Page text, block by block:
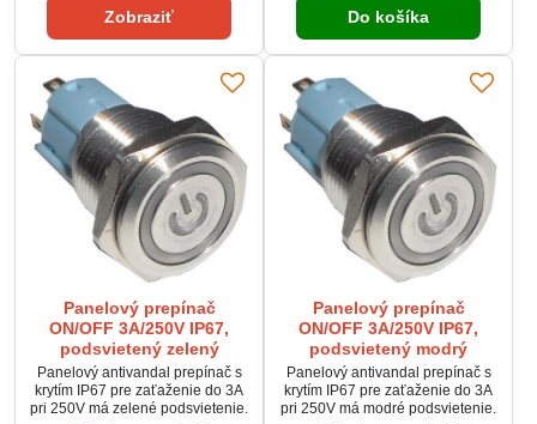
40×50 mm. Spoľahlivý prepínač
pre sieťové napätie 230–250 V a
Zobraziť Do košíka
Panelový prepínač
ON/OFF 3A/250V IP67,
podsvietený zelený
Panelový antivandal prepínač s
krytím IP67 pre zaťaženie do 3A
pri 250V má zelené podsvietenie.
Panelový prepínač
ON/OFF 3A/250V IP67,
podsvietený modrý
Panelový antivandal prepínač s
krytím IP67 pre zaťaženie do 3A
pri 250V má modré podsvietenie.